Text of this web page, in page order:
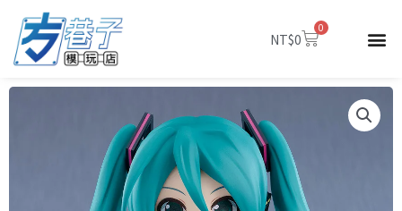
NT$0
0
購